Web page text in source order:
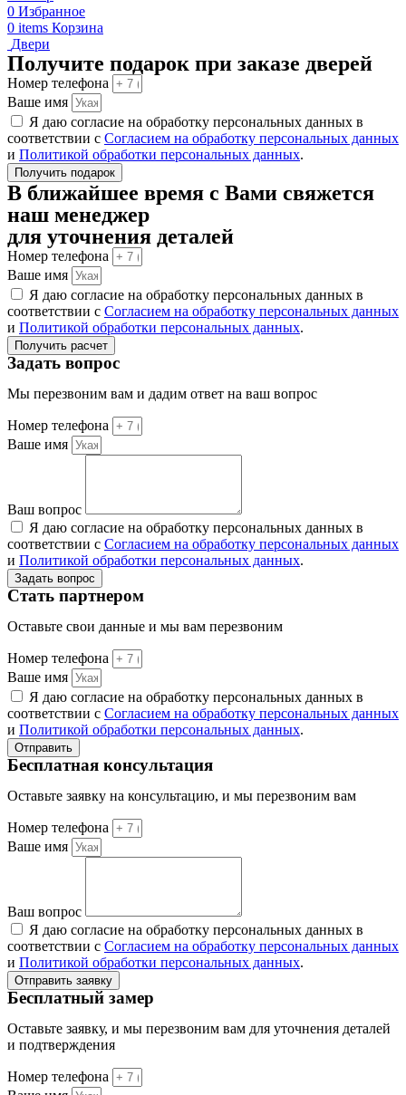
0 Избранное
0 items Корзина
Двери
Получите подарок при заказе дверей
Номер телефона
Ваше имя
Я даю согласие на обработку персональных данных в
соответствии с Согласием на обработку персональных данных
и Политикой обработки персональных данных.
Получить подарок
В ближайшее время с Вами свяжется
наш менеджер
для уточнения деталей
Номер телефона
Ваше имя
Я даю согласие на обработку персональных данных в
соответствии с Согласием на обработку персональных данных
и Политикой обработки персональных данных.
Получить расчет
Задать вопрос
Мы перезвоним вам и дадим ответ на ваш вопрос
Номер телефона
Ваше имя
Ваш вопрос
Я даю согласие на обработку персональных данных в
соответствии с Согласием на обработку персональных данных
и Политикой обработки персональных данных.
Задать вопрос
Стать партнером
Оставьте свои данные и мы вам перезвоним
Номер телефона
Ваше имя
Я даю согласие на обработку персональных данных в
соответствии с Согласием на обработку персональных данных
и Политикой обработки персональных данных.
Отправить
Бесплатная консультация
Оставьте заявку на консультацию, и мы перезвоним вам
Номер телефона
Ваше имя
Ваш вопрос
Я даю согласие на обработку персональных данных в
соответствии с Согласием на обработку персональных данных
и Политикой обработки персональных данных.
Отправить заявку
Бесплатный замер
Оставьте заявку, и мы перезвоним вам для уточнения деталей
и подтверждения
Номер телефона